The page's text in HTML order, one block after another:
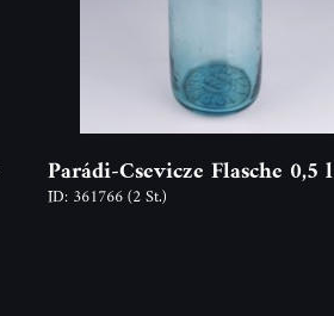
Parádi-Csevicze Flasche 0,5 l
ID: 361766(2 St.)